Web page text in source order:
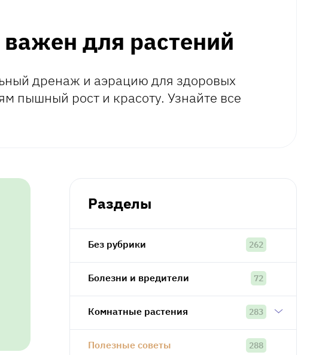
для растений
дренаж и аэрацию для здоровых
пышный рост и красоту. Узнайте все
Разделы
Без рубрики 262
Болезни и вредители 72
Комнатные растения 283
Полезные советы 288